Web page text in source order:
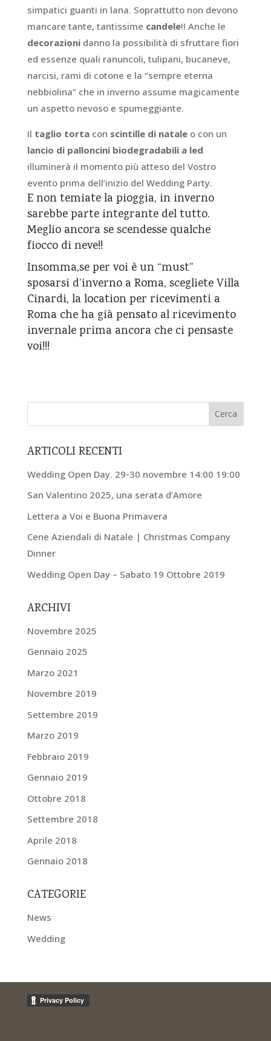
simpatici guanti in lana. Soprattutto non devono
mancare tante, tantissime candele!! Anche le
decorazioni danno la possibilità di sfruttare fiori
ed essenze quali ranuncoli, tulipani, bucaneve,
narcisi, rami di cotone e la “sempre eterna
nebbiolina” che in inverno assume magicamente
un aspetto nevoso e spumeggiante.
Il taglio tortacon scintille di nataleo con un
lancio di palloncini biodegradabili a led
illuminerà il momento più atteso del Vostro
evento prima dell’inizio del Wedding Party.
E non temiate la pioggia, in inverno
sarebbe parte integrante del tutto.
Meglio ancora se scendesse qualche
fiocco di neve!!
Insomma,se per voi è un “must”
sposarsi d’inverno a Roma, sceglieteVilla
Cinardi, la location per ricevimenti a
Roma che ha già pensato al ricevimento
invernale prima ancora che ci pensaste
voi!!!
ARTICOLI RECENTI
Wedding Open Day. 29-30 novembre 14:00 19:00
San Valentino 2025, una serata d’Amore
Lettera a Voi e Buona Primavera
Cene Aziendali di Natale | Christmas Company
Dinner
Wedding Open Day – Sabato 19 Ottobre 2019
ARCHIVI
Novembre 2025
Gennaio 2025
Marzo 2021
Novembre 2019
Settembre 2019
Marzo 2019
Febbraio 2019
Gennaio 2019
Ottobre 2018
Settembre 2018
Aprile 2018
Gennaio 2018
CATEGORIE
News
Wedding